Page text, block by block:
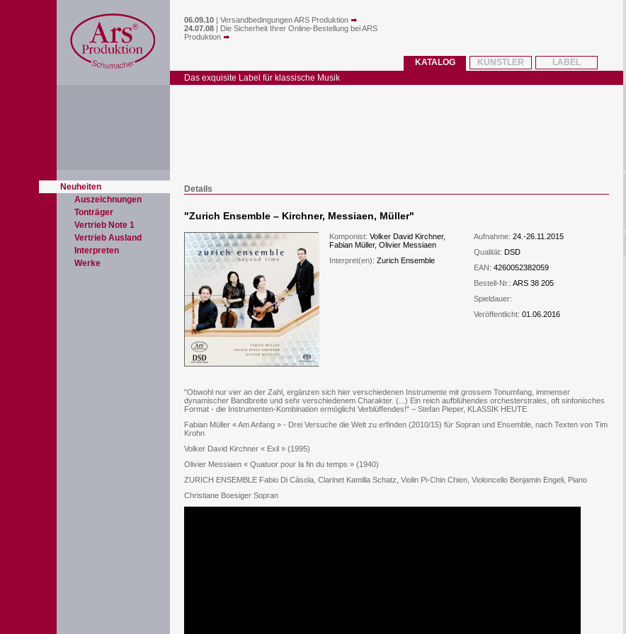
06.09.10 | Versandbedingungen ARS Produktion
24.07.08 | Die Sicherheit Ihrer Online-Bestellung bei ARS
Produktion
KATALOG KÜNSTLER
LABEL
Das exquisite Label für klassische Musik
Neuheiten
Auszeichnungen
Tonträger
Vertrieb Note 1
Vertrieb Ausland
Interpreten
Werke
Details
"Zurich Ensemble – Kirchner, Messiaen, Müller"
Komponist: Volker David Kirchner,
Fabian Müller, Olivier Messiaen
Interpret(en): Zurich Ensemble
Aufnahme: 24.-26.11.2015
Qualität: DSD
EAN: 4260052382059
Bestell-Nr.: ARS 38 205
Spieldauer:
Veröffentlicht: 01.06.2016
"Obwohl nur vier an der Zahl, ergänzen sich hier verschiedenen Instrumente mit grossem Tonumfang, immenser
dynamischer Bandbreite und sehr verschiedenem Charakter. (...) Ein reich aufblühendes orchesterstrales, oft sinfonisches
Format - die Instrumenten-Kombination ermöglicht Verblüffendes!" – Stefan Pieper, KLASSIK HEUTE
Fabian Müller « Am Anfang » - Drei Versuche die Welt zu erfinden (2010/15) für Sopran und Ensemble, nach Texten von Tim
Krohn
Volker David Kirchner « Exil » (1995)
Olivier Messiaen « Quatuor pour la fin du temps » (1940)
ZURICH ENSEMBLE Fabio Di Càsola, Clarinet Kamilla Schatz, Violin Pi-Chin Chien, Violoncello Benjamin Engeli, Piano
Christiane Boesiger Sopran